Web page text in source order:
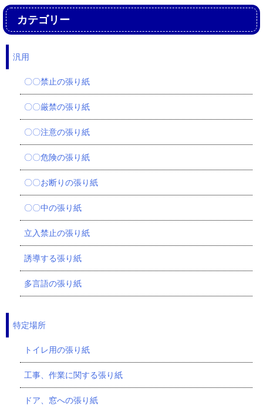
カテゴリー
汎用
〇〇禁止の張り紙
〇〇厳禁の張り紙
〇〇注意の張り紙
〇〇危険の張り紙
〇〇お断りの張り紙
〇〇中の張り紙
立入禁止の張り紙
誘導する張り紙
多言語の張り紙
特定場所
トイレ用の張り紙
工事、作業に関する張り紙
ドア、窓への張り紙